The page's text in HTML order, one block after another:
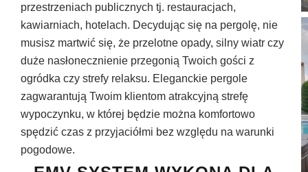
przestrzeniach publicznych tj. restauracjach,
kawiarniach, hotelach. Decydując się na pergolę, nie
musisz martwić się, że przelotne opady, silny wiatr czy
duże nasłonecznienie przegonią Twoich gości z
ogródka czy strefy relaksu. Eleganckie pergole
zagwarantują Twoim klientom atrakcyjną strefę
wypoczynku, w której będzie można komfortowo
spędzić czas z przyjaciółmi bez względu na warunki
pogodowe.